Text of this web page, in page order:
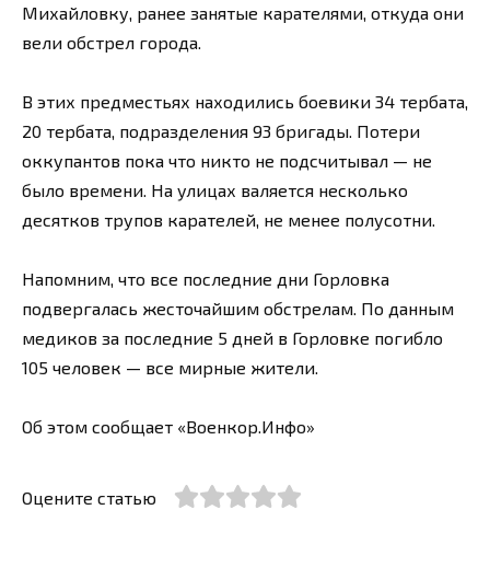
Михайловку, ранее занятые карателями, откуда они
вели обстрел города.
В этих предместьях находились боевики 34 тербата,
20 тербата, подразделения 93 бригады. Потери
оккупантов пока что никто не подсчитывал — не
было времени. На улицах валяется несколько
десятков трупов карателей, не менее полусотни.
Напомним, что все последние дни Горловка
подвергалась жесточайшим обстрелам. По данным
медиков за последние 5 дней в Горловке погибло
105 человек — все мирные жители.
Об этом сообщает «Военкор.Инфо»
Оцените статью